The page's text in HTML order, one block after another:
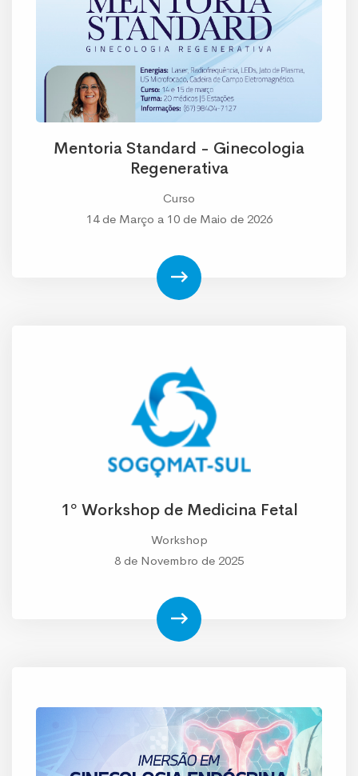
Mentoria Standard - Ginecologia
Regenerativa
Curso
14 de Março a 10 de Maio de 2026
1º Workshop de Medicina Fetal
Workshop
8 de Novembro de 2025